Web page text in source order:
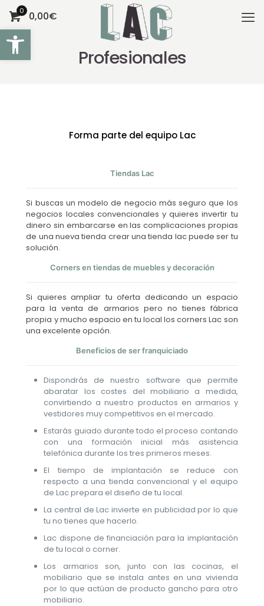
Abrir barra de herramientas
0 0,00€
Profesionales
Forma parte del equipo Lac
Tiendas Lac
Si buscas un modelo de negocio más seguro que los
negocios locales convencionales y quieres invertir tu
dinero sin embarcarse en las complicaciones propias
de una nueva tienda crear una tienda lac puede ser tu
solución.
Corners en tiendas de muebles y decoración
Si quieres ampliar tu oferta dedicando un espacio
para la venta de armarios pero no tienes fábrica
propia y mucho espacio en tu local los corners Lac son
una excelente opción.
Beneficios de ser franquiciado
Dispondrás de nuestro software que permite
abaratar los costes del mobiliario a medida,
convirtiendo a nuestro productos en armarios y
vestidores muy competitivos en el mercado.
Estarás guiado durante todo el proceso contando
con una formación inicial más asistencia
telefónica durante los tres primeros meses.
El tiempo de implantación se reduce con
respecto a una tienda convencional y el equipo
de Lac prepara el diseño de tu local.
La central de Lac invierte en publicidad por lo que
tu no tienes que hacerlo.
Lac dispone de financiación para la implantación
de tu local o corner.
Los armarios son, junto con las cocinas, el
mobiliario que se instala antes en una vivienda
por lo que actúan de producto gancho para otro
mobiliario.